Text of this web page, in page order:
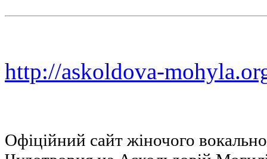
http://askoldova-
Офіційний сайт жіночого